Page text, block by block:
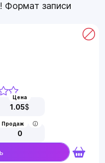
Формат записи
Цена
1.05$
Продаж
0